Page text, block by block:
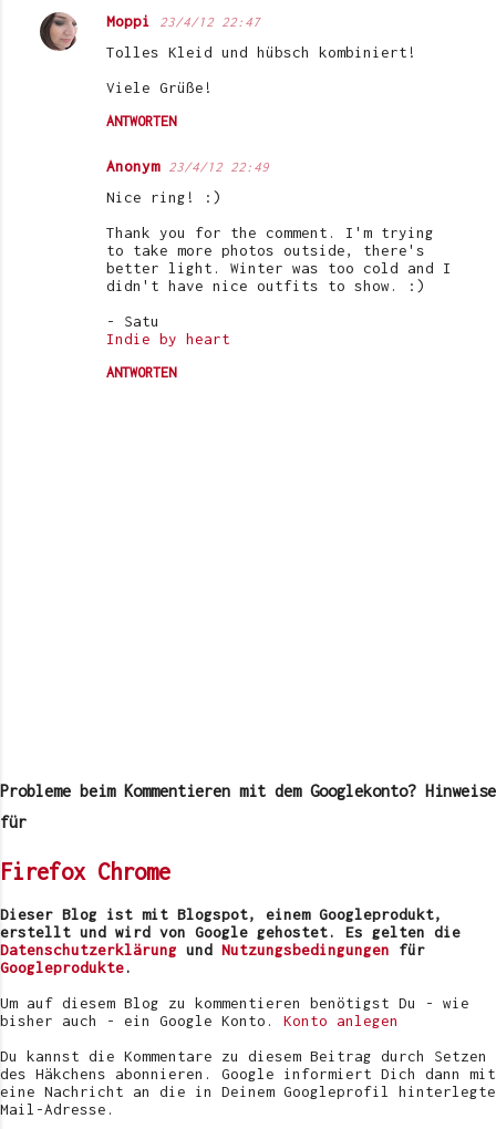
Moppi 23/4/12 22:47
Tolles Kleid und hübsch kombiniert!
Viele Grüße!
ANTWORTEN
Anonym 23/4/12 22:49
Nice ring! :)
Thank you for the comment. I'm trying
to take more photos outside, there's
better light. Winter was too cold and I
didn't have nice outfits to show. :)
- Satu
Indie by heart
ANTWORTEN
m
m
a
v
e
r
ö
f
e
t
l
i
c
Probleme beim Kommentieren mit dem Googlekonto? Hinweise
für
Firefox Chrome
Dieser Blog ist mit Blogspot, einem Googleprodukt,
erstellt und wird von Google gehostet. Es gelten die
Datenschutzerklärung und Nutzungsbedingungen für
Googleprodukte.
Um auf diesem Blog zu kommentieren benötigst Du - wie
bisher auch - ein Google Konto. Konto anlegen
Du kannst die Kommentare zu diesem Beitrag durch Setzen
des Häkchens abonnieren. Google informiert Dich dann mit
eine Nachricht an die in Deinem Googleprofil hinterlegte
Mail-Adresse.